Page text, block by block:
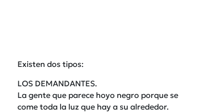
Existen dos tipos:
LOS DEMANDANTES.
La gente que parece hoyo negro porque se
come toda la luz que hay a su alrededor.